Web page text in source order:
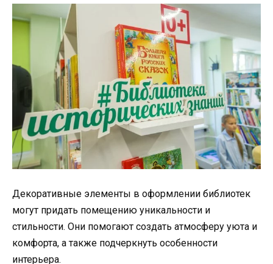
Декоративные элементы в оформлении библиотек
могут придать помещению уникальности и
стильности. Они помогают создать атмосферу уюта и
комфорта, а также подчеркнуть особенности
интерьера.